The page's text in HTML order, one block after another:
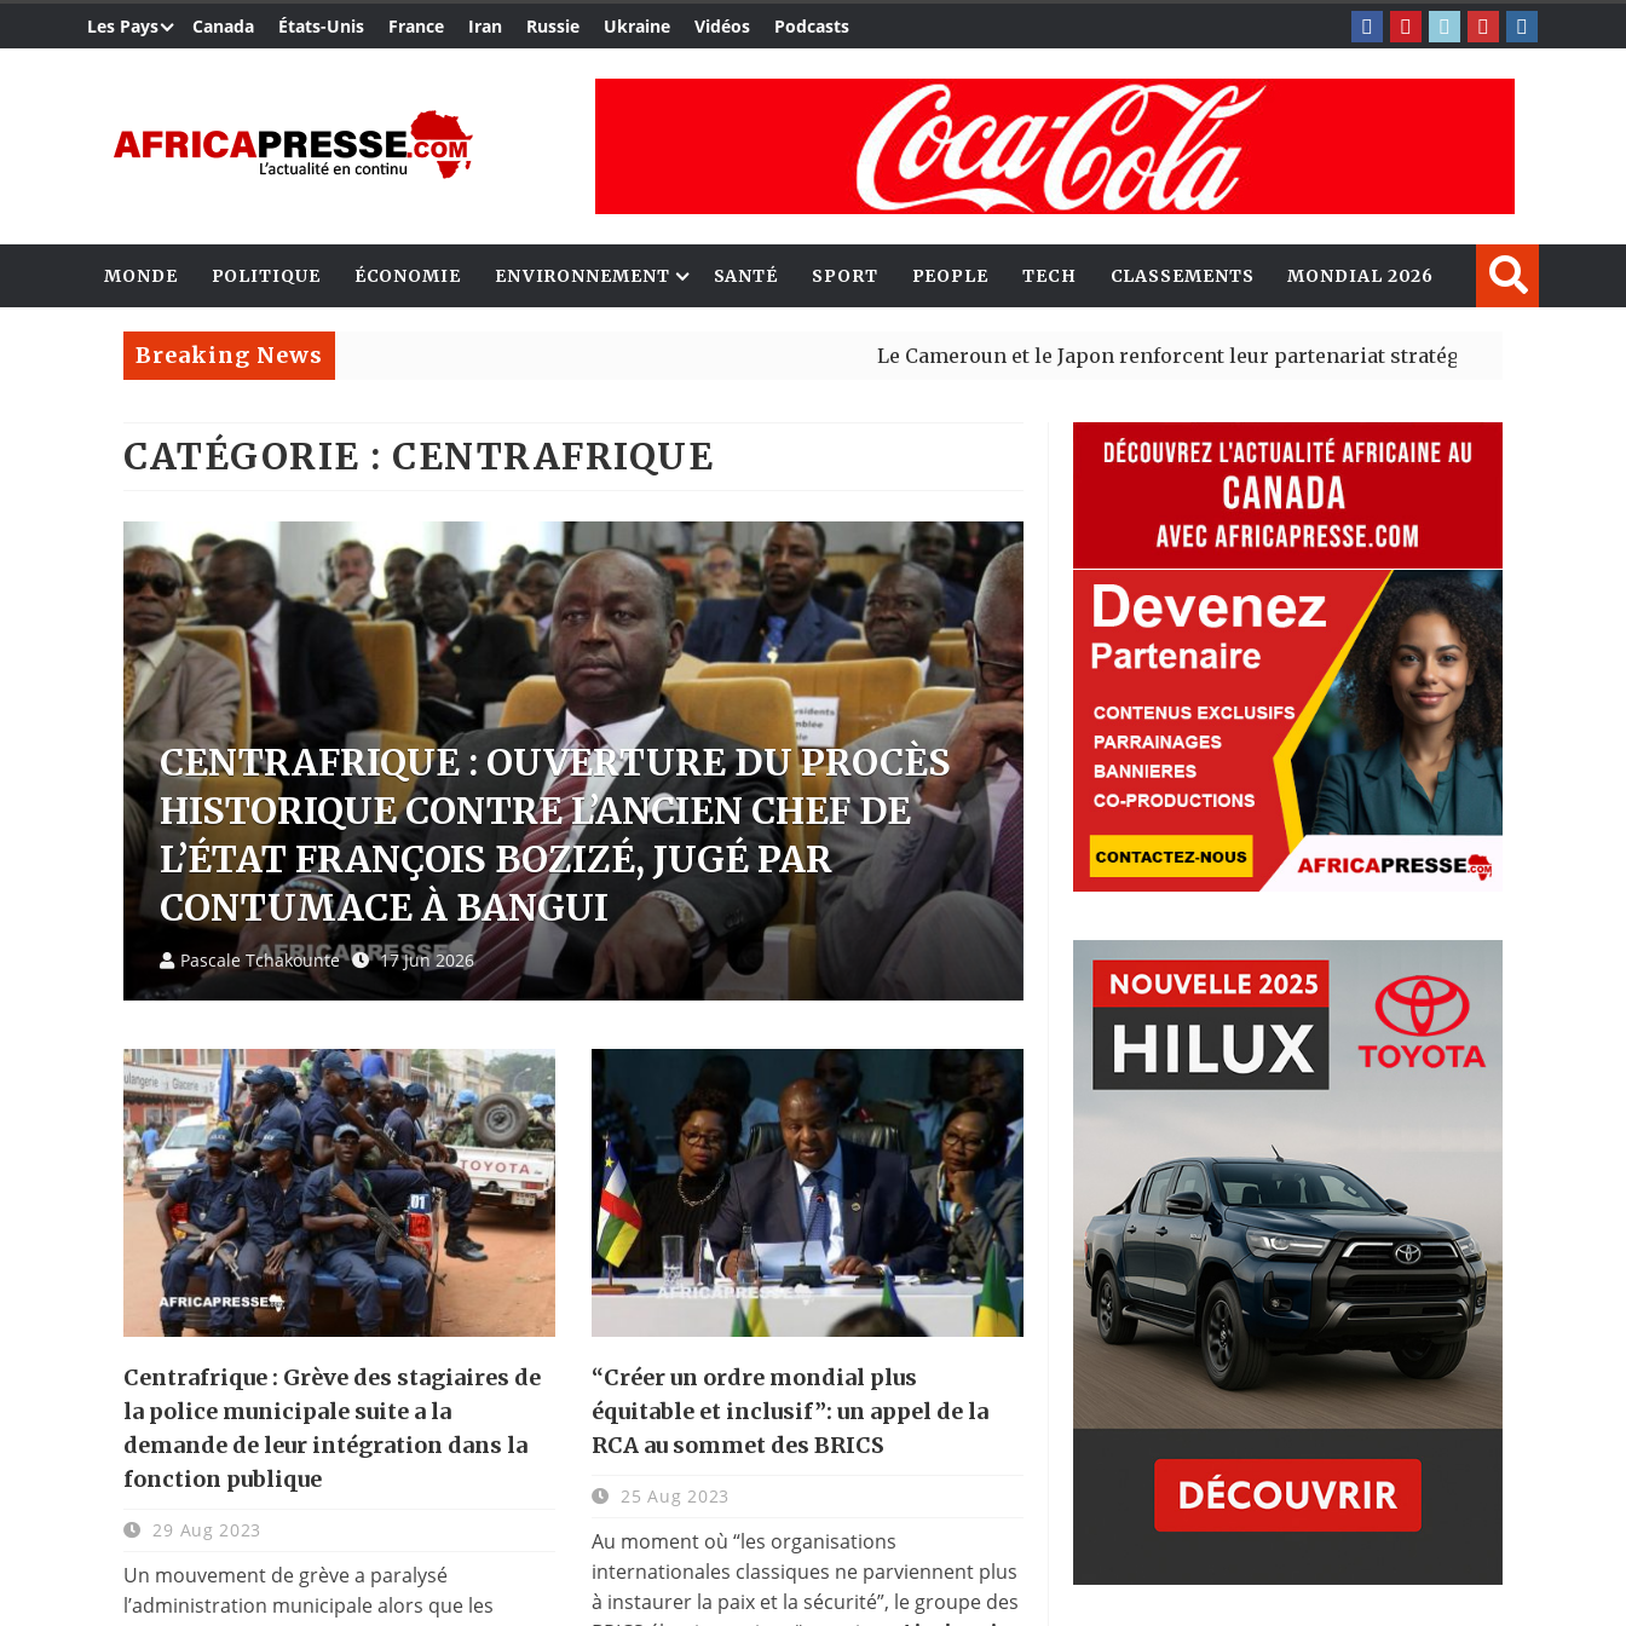
Les Pays Canada États-Unis France Iran Russie Ukraine Vidéos Podcasts
MONDE POLITIQUE ÉCONOMIE ENVIRONNEMENT SANTÉ SPORT PEOPLE TECH CLASSEMENTS MONDIAL 2026
Breaking News Le Cameroun et le Japon renforcent leur partenariat stratégique avec un cap sur l’IA et
CATÉGORIE : CENTRAFRIQUE
CENTRAFRIQUE : BANGUI ACCUEILLE SOUS
SILENCE LES PREMIERS MIGRANTS
REJETÉS PAR WASHINGTON
Sidonie Bella 14 Jun 2026
CENTRAFRIQUE : LA
OFFICIELLEMENT
MBAÏKI À L’ÉTAT APRÈS
DÉCENNIE DE PRÉSENCE
Pascale Tchakounte 11 Jun 2026
Centrafrique : Grève des stagiaires de
la police municipale suite a la
demande de leur intégration dans la
fonction publique
29 Aug 2023
Un mouvement de grève a paralysé
l’administration municipale alors que les
“Créer un ordre mondial plus
équitable et inclusif”: un appel de la
RCA au sommet des BRICS
25 Aug 2023
Au moment où “les organisations
internationales classiques ne parviennent plus
à instaurer la paix et la sécurité”, le groupe des